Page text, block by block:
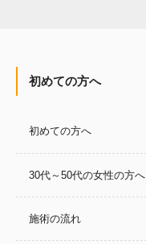
初めての方へ
初めての方へ
30代～50代の女性の方へ
施術の流れ